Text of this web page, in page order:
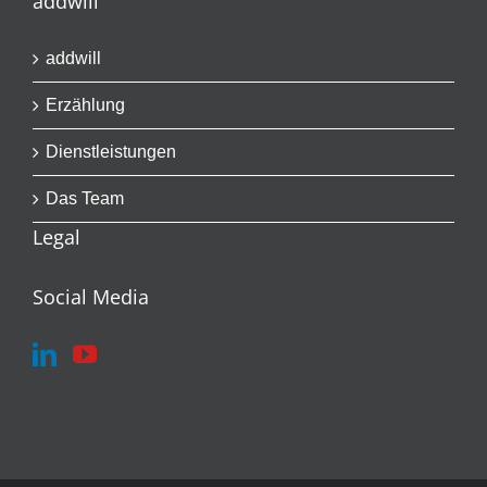
addwill
Erzählung
Dienstleistungen
Das Team
Legal
Social Media